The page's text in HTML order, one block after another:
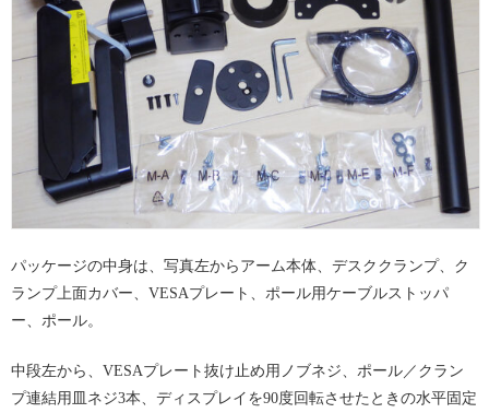
パッケージの中身は、写真左からアーム本体、デスククランプ、ク
ランプ上面カバー、VESAプレート、ポール用ケーブルストッパ
ー、ポール。
中段左から、VESAプレート抜け止め用ノブネジ、ポール／クラン
プ連結用皿ネジ3本、ディスプレイを90度回転させたときの水平固定